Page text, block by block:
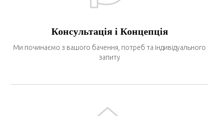
Консультація і Концепція
Ми починаємо з вашого бачення, потреб та індивідуального
запиту